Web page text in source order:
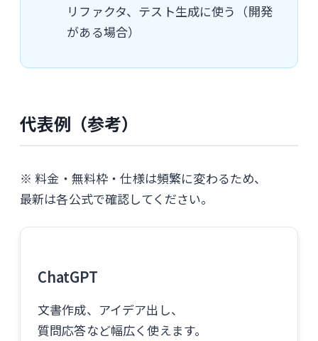
リファクタ、テスト生成に使う（開発
がある場合）
代表例（参考）
※ 料金・無料枠・仕様は頻繁に変わるため、
最新は各公式で確認してください。
ChatGPT
文書作成、アイデア出し、
質問応答など幅広く使えます。